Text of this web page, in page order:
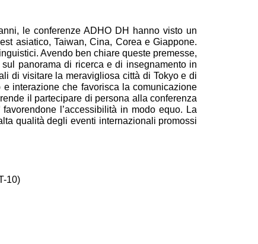
le conferenze ADHO DH hanno visto un
asiatico, Taiwan, Cina, Corea e Giappone.
Avendo ben chiare queste premesse,
panorama di ricerca e di insegnamento in
di visitare la meravigliosa città di Tokyo e di
interazione che favorisca la comunicazione
il partecipare di persona alla conferenza
l’accessibilità in modo equo. La
qualità degli eventi internazionali promossi
10)